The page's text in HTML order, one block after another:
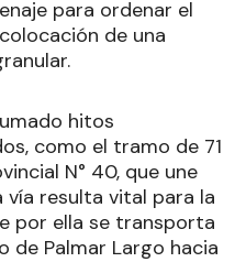
para ordenar el
de una
hitos
como el tramo de 71
N° 40, que une
vía resulta vital para la
por ella se transporta
de Palmar Largo hacia